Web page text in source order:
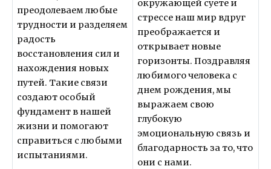
преодолеваем любые
трудности и разделяем
радость
восстановления сил и
нахождения новых
путей. Такие связи
создают особый
фундамент в нашей
жизни и помогают
справиться с любыми
испытаниями.
окружающей суете и
стрессе наш мир вдруг
преображается и
открывает новые
горизонты. Поздравляя
любимого человека с
днем рождения, мы
выражаем свою
глубокую
эмоциональную связь и
благодарность за то, что
они с нами.